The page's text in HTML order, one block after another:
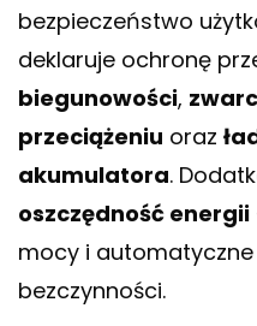
bezpieczeństwo
deklaruje ochronę
biegunowości,
przeciążeniu oraz
akumulatora.
oszczędność energii
mocy i automatyczne
bezczynności.